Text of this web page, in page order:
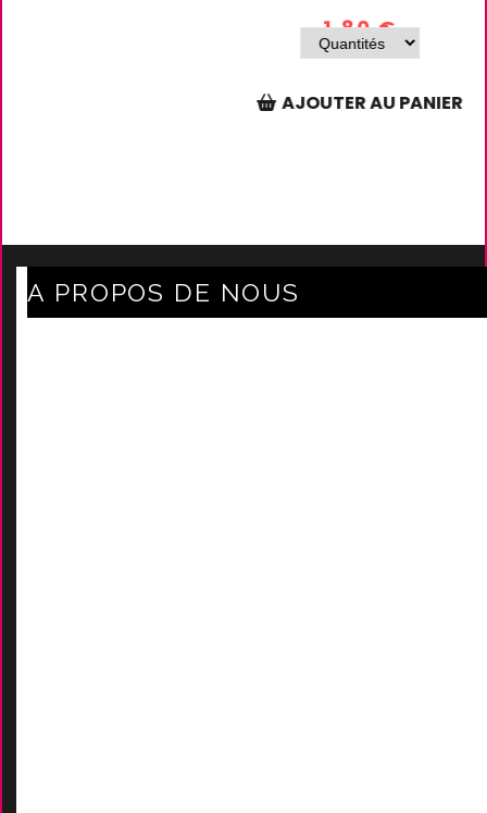
AJOUTER AU PANIER
A PROPOS DE NOUS